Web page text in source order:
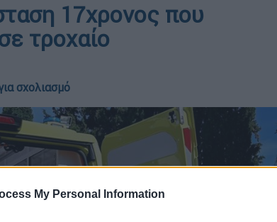
My Personal Information
17χρονος που
τροχαίο
σχολιασμό